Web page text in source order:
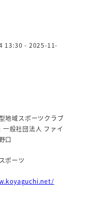
o
13:30 - 2025-11-
地域スポーツクラブ
般社団法人 ファイ
口
ポーツ